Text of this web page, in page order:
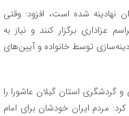
نهادینه شده است، افزود: وقتی
عزاداری برگزار کنند و نیاز به
توسط خانواده و آیین‌های
استان گیلان عاشورا را
مردم ایران خودشان برای امام